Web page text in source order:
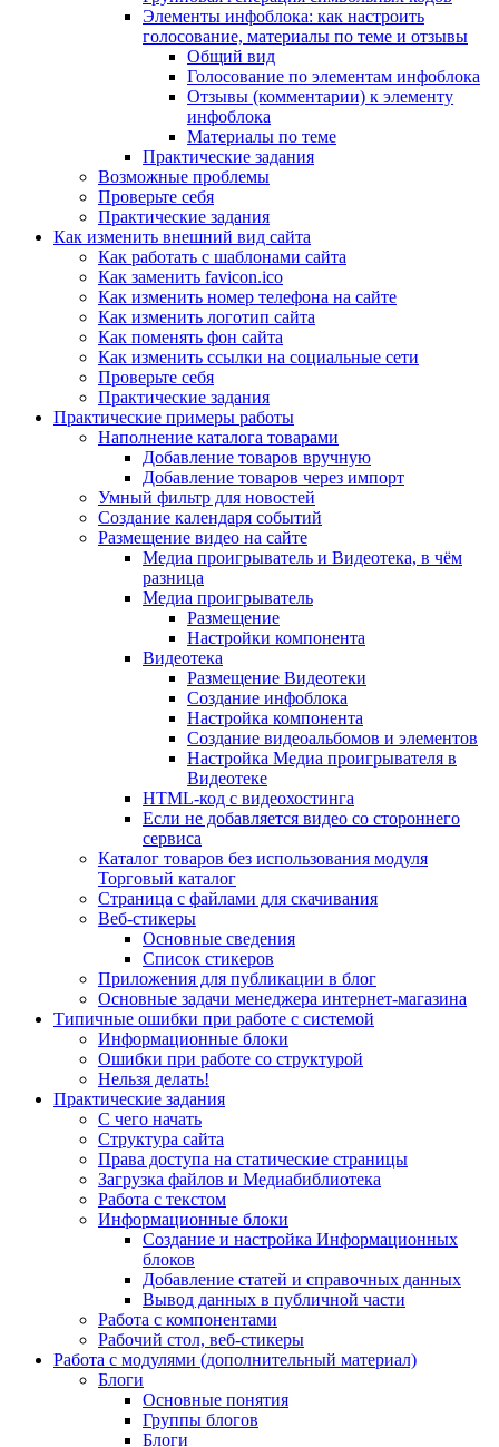
Элементы инфоблока: как настроить
голосование, материалы по теме и отзывы
Общий вид
Голосование по элементам инфоблока
Отзывы (комментарии) к элементу
инфоблока
Материалы по теме
Практические задания
Возможные проблемы
Проверьте себя
Практические задания
Как изменить внешний вид сайта
Как работать с шаблонами сайта
Как заменить favicon.ico
Как изменить номер телефона на сайте
Как изменить логотип сайта
Как поменять фон сайта
Как изменить ссылки на социальные сети
Проверьте себя
Практические задания
Практические примеры работы
Наполнение каталога товарами
Добавление товаров вручную
Добавление товаров через импорт
Умный фильтр для новостей
Создание календаря событий
Размещение видео на сайте
Медиа проигрыватель и Видеотека, в чём
разница
Медиа проигрыватель
Размещение
Настройки компонента
Видеотека
Размещение Видеотеки
Создание инфоблока
Настройка компонента
Создание видеоальбомов и элементов
Настройка Медиа проигрывателя в
Видеотеке
HTML-код с видеохостинга
Если не добавляется видео со стороннего
сервиса
Каталог товаров без использования модуля
Торговый каталог
Страница с файлами для скачивания
Веб-стикеры
Основные сведения
Список стикеров
Приложения для публикации в блог
Основные задачи менеджера интернет-магазина
Типичные ошибки при работе с системой
Информационные блоки
Ошибки при работе со структурой
Нельзя делать!
Практические задания
С чего начать
Структура сайта
Права доступа на статические страницы
Загрузка файлов и Медиабиблиотека
Работа с текстом
Информационные блоки
Создание и настройка Информационных
блоков
Добавление статей и справочных данных
Вывод данных в публичной части
Работа с компонентами
Рабочий стол, веб-стикеры
Работа с модулями (дополнительный материал)
Блоги
Основные понятия
Группы блогов
Блоги